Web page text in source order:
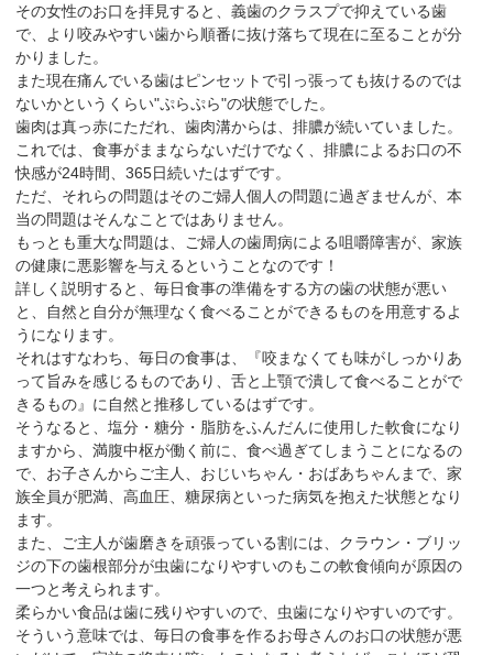
その女性のお口を拝見すると、義歯のクラスプで抑えている歯
で、より咬みやすい歯から順番に抜け落ちて現在に至ることが分
かりました。
また現在痛んでいる歯はピンセットで引っ張っても抜けるのでは
ないかというくらい"ぷらぷら"の状態でした。
歯肉は真っ赤にただれ、歯肉溝からは、排膿が続いていました。
これでは、食事がままならないだけでなく、排膿によるお口の不
快感が24時間、365日続いたはずです。
ただ、それらの問題はそのご婦人個人の問題に過ぎませんが、本
当の問題はそんなことではありません。
もっとも重大な問題は、ご婦人の歯周病による咀嚼障害が、家族
の健康に悪影響を与えるということなのです！
詳しく説明すると、毎日食事の準備をする方の歯の状態が悪い
と、自然と自分が無理なく食べることができるものを用意するよ
うになります。
それはすなわち、毎日の食事は、『咬まなくても味がしっかりあ
って旨みを感じるものであり、舌と上顎で潰して食べることがで
きるもの』に自然と推移しているはずです。
そうなると、塩分・糖分・脂肪をふんだんに使用した軟食になり
ますから、満腹中枢が働く前に、食べ過ぎてしまうことになるの
で、お子さんからご主人、おじいちゃん・おばあちゃんまで、家
族全員が肥満、高血圧、糖尿病といった病気を抱えた状態となり
ます。
また、ご主人が歯磨きを頑張っている割には、クラウン・ブリッ
ジの下の歯根部分が虫歯になりやすいのもこの軟食傾向が原因の
一つと考えられます。
柔らかい食品は歯に残りやすいので、虫歯になりやすいのです。
そういう意味では、毎日の食事を作るお母さんのお口の状態が悪